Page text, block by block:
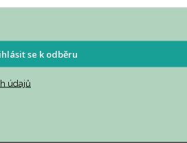
se k odběru
údajů